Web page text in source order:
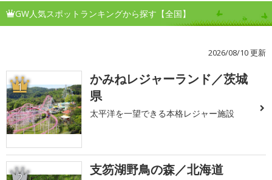
GW人気スポットランキングから探す【全国】
2026/08/10 更新
1
かみねレジャーランド／茨城
県
太平洋を一望できる本格レジャー施設
2 支笏湖野鳥の森／北海道